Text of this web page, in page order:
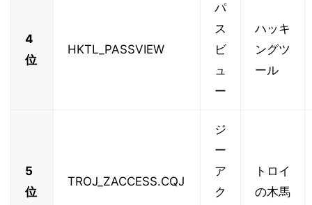
4
位
HKTL_PASSVIEW
パ
ス
ビ
ュ
ー
ハッキ
ングツ
ール
5
位
TROJ_ZACCESS.CQJ
ジ
ー
ア
ク
トロイ
の木馬